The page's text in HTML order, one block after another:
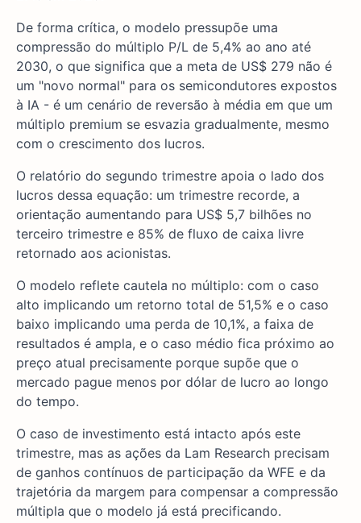
De forma crítica, o modelo pressupõe uma
compressão do múltiplo P/L de 5,4% ao ano até
2030, o que significa que a meta de US$ 279 não é
um "novo normal" para os semicondutores expostos
à IA - é um cenário de reversão à média em que um
múltiplo premium se esvazia gradualmente, mesmo
com o crescimento dos lucros.
O relatório do segundo trimestre apoia o lado dos
lucros dessa equação: um trimestre recorde, a
orientação aumentando para US$ 5,7 bilhões no
terceiro trimestre e 85% de fluxo de caixa livre
retornado aos acionistas.
O modelo reflete cautela no múltiplo: com o caso
alto implicando um retorno total de 51,5% e o caso
baixo implicando uma perda de 10,1%, a faixa de
resultados é ampla, e o caso médio fica próximo ao
preço atual precisamente porque supõe que o
mercado pague menos por dólar de lucro ao longo
do tempo.
O caso de investimento está intacto após este
trimestre, mas as ações da Lam Research precisam
de ganhos contínuos de participação da WFE e da
trajetória da margem para compensar a compressão
múltipla que o modelo já está precificando.